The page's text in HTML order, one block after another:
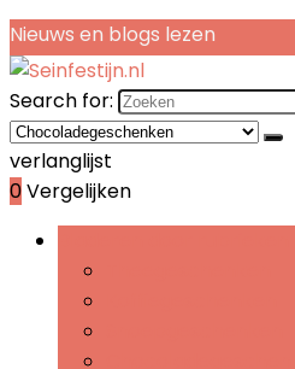
Nieuws en blogs lezen
Search for:
verlanglijst
0Vergelijken